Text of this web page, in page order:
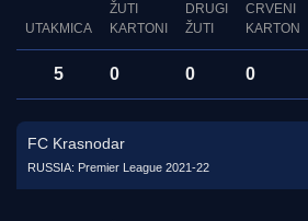
UTAKMICA
ŽUTI
KARTONI
DRUGI
ŽUTI
CRVENI
KARTON
5 0 0 0
FC Krasnodar
RUSSIA: Premier League 2021-22